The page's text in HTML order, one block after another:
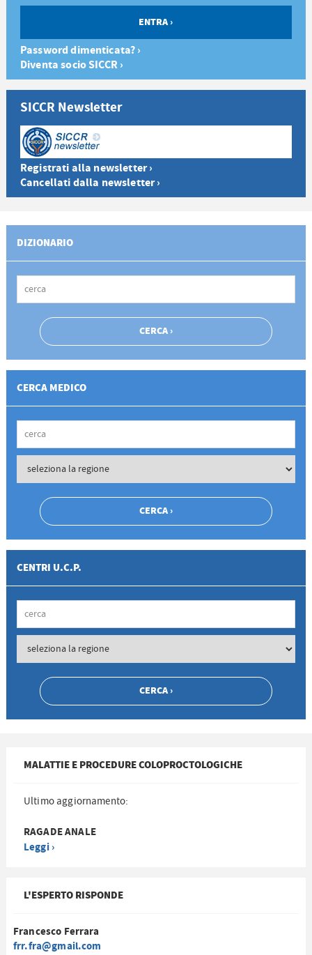
Password dimenticata? ›
Diventa socio SICCR ›
SICCR Newsletter
Registrati alla newsletter ›
Cancellati dalla newsletter ›
DIZIONARIO
CERCA MEDICO
CENTRI U.C.P.
MALATTIE E PROCEDURE COLOPROCTOLOGICHE
Ultimo aggiornamento:
RAGADE ANALE
Leggi ›
L'ESPERTO RISPONDE
Francesco Ferrara
frr.fra@gmail.com